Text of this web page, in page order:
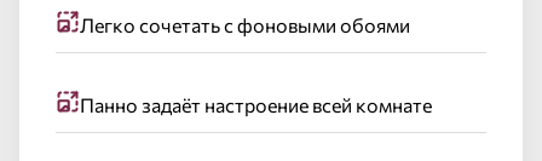
Легко сочетать с фоновыми обоями
Панно задаёт настроение всей комнате